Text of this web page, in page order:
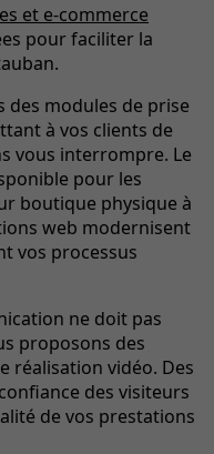
et e-commerce
pour faciliter la
des modules de prise
à vos clients de
vous interrompre. Le
pour les
boutique physique à
web modernisent
vos processus
ne doit pas
proposons des
réalisation vidéo. Des
des visiteurs
de vos prestations